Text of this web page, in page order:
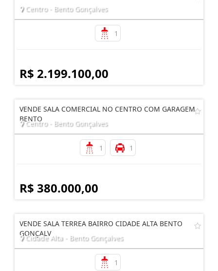
Centro - Bento Gonçalves
1
R$ 2.199.100,00
VENDE SALA COMERCIAL NO CENTRO COM GARAGEM
BENTO
Centro - Bento Gonçalves
1 1
R$ 380.000,00
VENDE SALA TERREA BAIRRO CIDADE ALTA BENTO
GONÇALV
Cidade Alta - Bento Gonçalves
1